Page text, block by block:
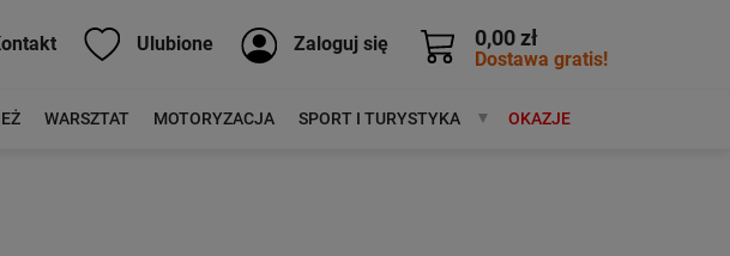
0,00 zł
Dostawa gratis!
Ulubione Zaloguj się
WARSZTAT MOTORYZACJA SPORT I TURYSTYKA MARKIOKAZJE